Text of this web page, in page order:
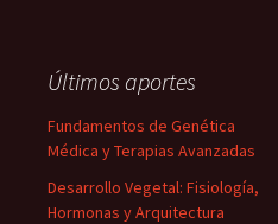
Últimos aportes
Fundamentos de Genética
Médica y Terapias Avanzadas
Desarrollo Vegetal: Fisiología,
Hormonas y Arquitectura